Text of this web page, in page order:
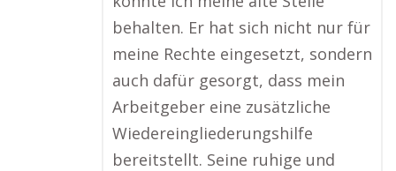
behalten. Er hat sich nicht nur für
meine Rechte eingesetzt, sondern
auch dafür gesorgt, dass mein
Arbeitgeber eine zusätzliche
Wiedereingliederungshilfe
bereitstellt. Seine ruhige und